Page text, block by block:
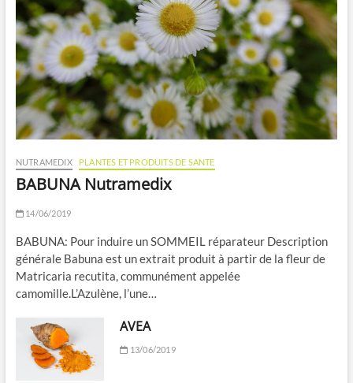
NUTRAMEDIX PLANTES ET PRODUITS DE SANTE
BABUNA Nutramedix
14/06/2019
BABUNA: Pour induire un SOMMEIL réparateur Description
générale Babuna est un extrait produit à partir de la fleur de
Matricaria recutita, communément appelée
camomille.L’Azulène, l’une…
AVEA
13/06/2019